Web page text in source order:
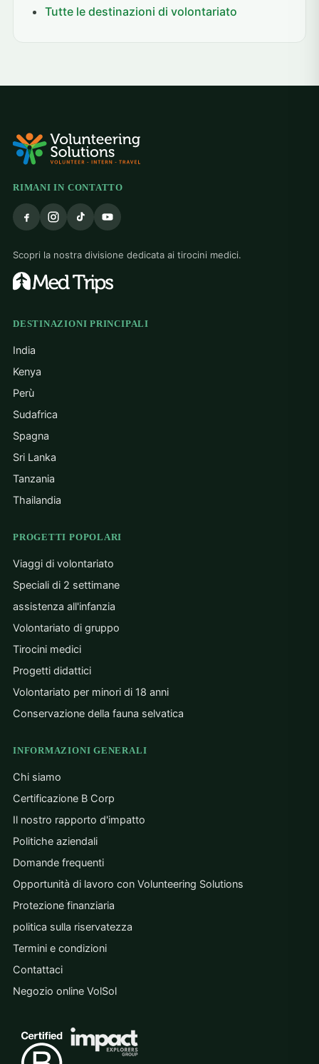
Tutte le destinazioni di volontariato
RIMANI IN CONTATTO
Scopri la nostra divisione dedicata ai tirocini medici.
DESTINAZIONI PRINCIPALI
India
Kenya
Perù
Sudafrica
Spagna
Sri Lanka
Tanzania
Thailandia
PROGETTI POPOLARI
Viaggi di volontariato
Speciali di 2 settimane
assistenza all'infanzia
Volontariato di gruppo
Tirocini medici
Progetti didattici
Volontariato per minori di 18 anni
Conservazione della fauna selvatica
INFORMAZIONI GENERALI
Chi siamo
Certificazione B Corp
Il nostro rapporto d'impatto
Politiche aziendali
Domande frequenti
Opportunità di lavoro con Volunteering Solutions
Protezione finanziaria
politica sulla riservatezza
Termini e condizioni
Contattaci
Negozio online VolSol